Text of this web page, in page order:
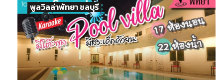
พูลวิลล่าพัทยา ชลบุรี